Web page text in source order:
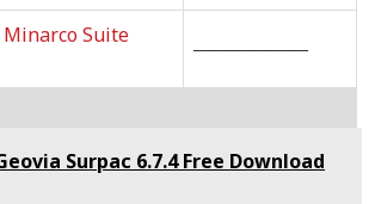
Minarco Suite
——————
Surpac 6.7.4 Free Download